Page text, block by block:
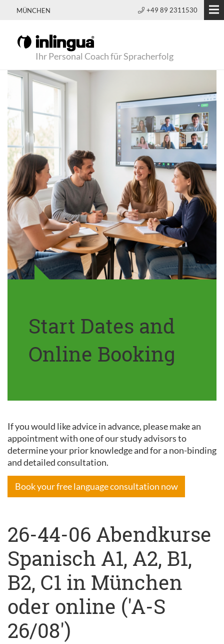
MÜNCHEN +49 89 2311530
Ihr Personal Coach für Spracherfolg
Start Dates and
Online Booking
If you would like advice in advance, please make an
appointment with one of our study advisors to
determine your prior knowledge and for a non-binding
and detailed consultation.
Book your free language consultation now
26-44-06 Abendkurse
Spanisch A1, A2, B1,
B2, C1 in München
oder online ('A-S
26/08')